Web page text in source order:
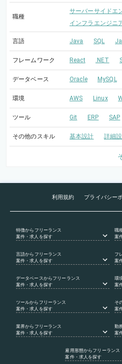
職種
サーバーサイドエ
インフラエンジニ
言語 Java SQL
フレームワーク React .NET
データベース Oracle MySQL
環境 AWS Linux
ツール Git ERP SAP
その他のスキル 基本設計 詳細
利用規約 プライバシー
特徴からフリーランス
案件・求人を探す
職
案
言語からフリーランス
案件・求人を探す
フ
案
データベース からフリーランス
案件・求人を探す
環
案
ツールからフリーランス
案件・求人を探す
そ
案
業界からフリーランス
案件・求人を探す
勤
案
雇用形態からフリーランス
案件・求人を探す